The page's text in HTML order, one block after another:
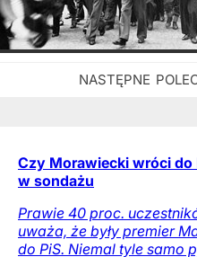
Czy Morawiecki wróci do
w sondażu
Prawie 40 proc.
uważa, że były premier
do PiS. Niemal tyle samo